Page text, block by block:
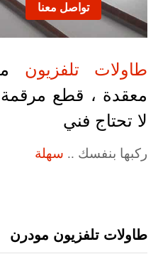
تواصل معنا
طاولات تلفزيون
معقدة ، قطع
لا تحتاج فني
ركبها بنفسك .. سهلة
طاولات تلفزيون مودرن